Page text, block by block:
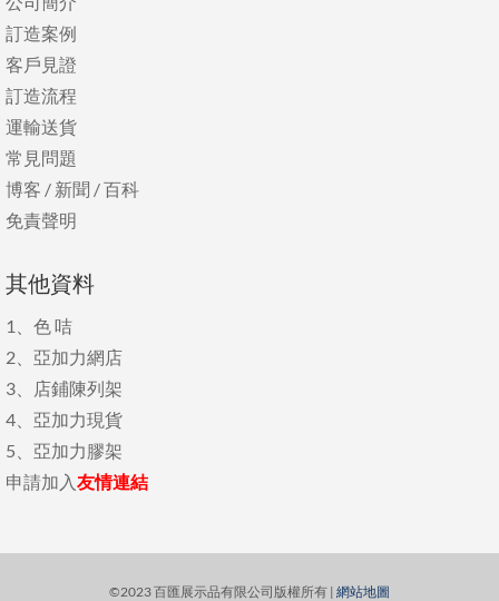
訂造案例
客戶見證
訂造流程
運輸送貨
常見問題
博客 / 新聞 /百科
免責聲明
其他資料
1、 色 咭
2、 亞加力網店
3、
店鋪陳列架
4、 亞加力現貨
5、 亞加力膠架
申請加入友情連結
©2023 百匯展示品有限公司版權所有 | 網站地圖